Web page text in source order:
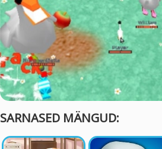
SARNASED MÄNGUD: